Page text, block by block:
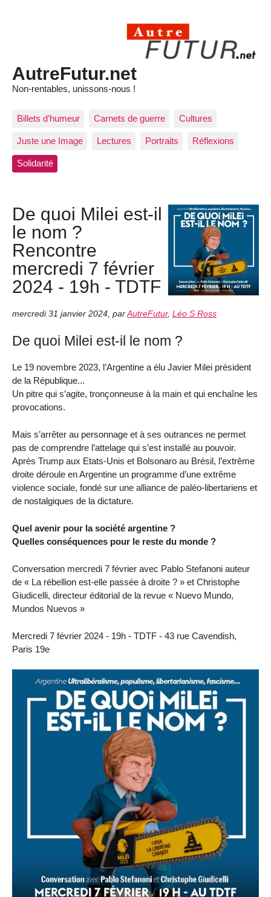
AutreFutur.net
Non-rentables, unissons-nous !
Billets d’humeur Carnets de guerre Cultures
Juste une Image Lectures Portraits Réflexions
Solidarité
De quoi Milei est-il
le nom ?
Rencontre
mercredi 7 février
2024 - 19h - TDTF
mercredi 31 janvier 2024 par AutreFutur, Léo S Ross
De quoi Milei est-il le nom ?
Le 19 novembre 2023, l’Argentine a élu Javier Milei président
de la République...
Un pitre qui s’agite, tronçonneuse à la main et qui enchaîne les
provocations.
Mais s’arrêter au personnage et à ses outrances ne permet
pas de comprendre l’attelage qui s’est installé au pouvoir.
Après Trump aux Etats-Unis et Bolsonaro au Brésil, l’extrême
droite déroule en Argentine un programme d’une extrême
violence sociale, fondé sur une alliance de paléo-libertariens et
de nostalgiques de la dictature.
Quel avenir pour la société argentine ?
Quelles conséquences pour le reste du monde ?
Conversation mercredi 7 février avec Pablo Stefanoni auteur
de « La rébellion est-elle passée à droite ? » et Christophe
Giudicelli, directeur éditorial de la revue « Nuevo Mundo,
Mundos Nuevos »
Mercredi 7 février 2024 - 19h - TDTF - 43 rue Cavendish,
Paris 19e